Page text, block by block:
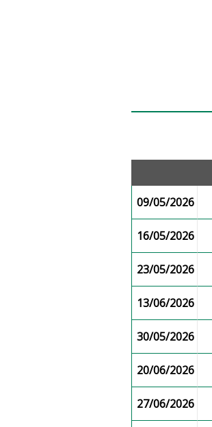
09/05/2026
16/05/2026
23/05/2026
13/06/2026
30/05/2026
20/06/2026
27/06/2026